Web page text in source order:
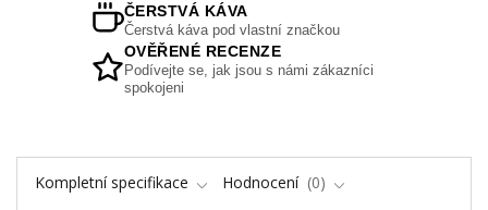
ČERSTVÁ KÁVA
Čerstvá káva pod vlastní značkou
OVĚŘENÉ RECENZE
Podívejte se, jak jsou s námi zákazníci
spokojeni
Kompletní specifikace Hodnocení
0